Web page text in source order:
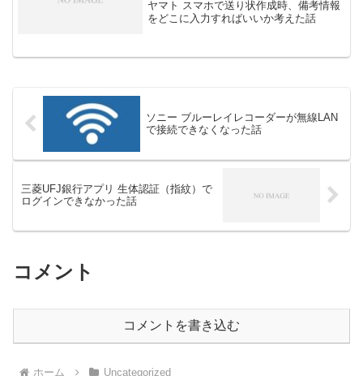
ヤマト スマホで送り状作成時、備考情報
をどこに入力すればいいか考えた話
ソニー ブルーレイレコーダーが無線LAN
で接続できなくなった話
三菱UFJ銀行アプリ 生体認証（指紋）で
ログインできなかった話
コメント
コメントを書き込む
ホーム Uncategorized